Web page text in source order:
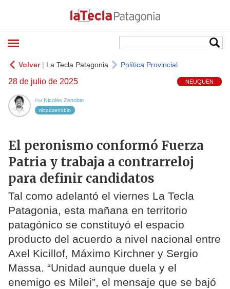
Volver| La Tecla Patagonia Política Provincial
28 de julio de 2025 NEUQUEN
Por Nicolás Zenobio
nicoozenobio
El peronismo conformó Fuerza
Patria y trabaja a contrarreloj
para definir candidatos
Tal como adelantó el viernes La Tecla
Patagonia, esta mañana en territorio
patagónico se constituyó el espacio
producto del acuerdo a nivel nacional entre
Axel Kicillof, Máximo Kirchner y Sergio
Massa. “Unidad aunque duela y el
enemigo es Milei”, el mensaje que se bajó